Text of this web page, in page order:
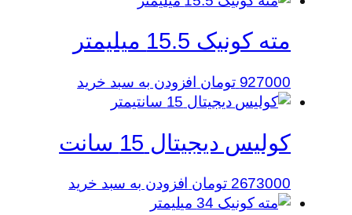
مته کونیک 15.5 میلیمتر
927000 تومان افزودن به سبد خرید
کولیس دیجیتال 15 سانت
2673000 تومان افزودن به سبد خرید